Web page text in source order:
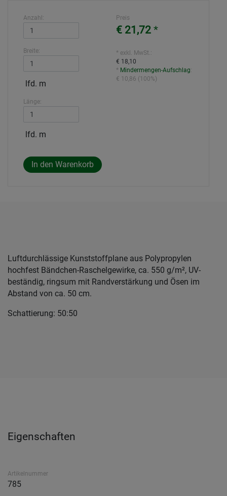
Anzahl:
Breite:
lfd. m
Länge:
lfd. m
Preis
€ 21,72 *
* exkl. MwSt.:
€ 18,10
* Mindermengen-Aufschlag:
€ 10,86 (100%)
Luftdurchlässige Kunststoffplane aus Polypropylen
hochfest Bändchen-Raschelgewirke, ca. 550 g/m², UV-
beständig, ringsum mit Randverstärkung und Ösen im
Abstand von ca. 50 cm.
Schattierung: 50:50
Eigenschaften
Artikelnummer
785